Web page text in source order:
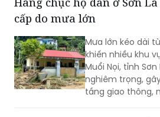
cấp do mưa lớn
Mưa lớn kéo dài
khiến nhiều khu
Muổi Nọi, tỉnh
nghiêm trọng,
tầng giao thông,